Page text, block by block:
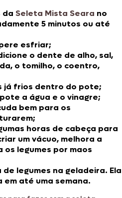
da Seleta Mista Seara no
5 minutos ou até
esfriar;
o dente de alho, sal,
o tomilho, o coentro,
já frios dentro do pote;
a água e o vinagre;
bem para os
horas de cabeça para
um vácuo, melhora a
legumes por maos
legumes na geladeira. Ela
em até uma semana.